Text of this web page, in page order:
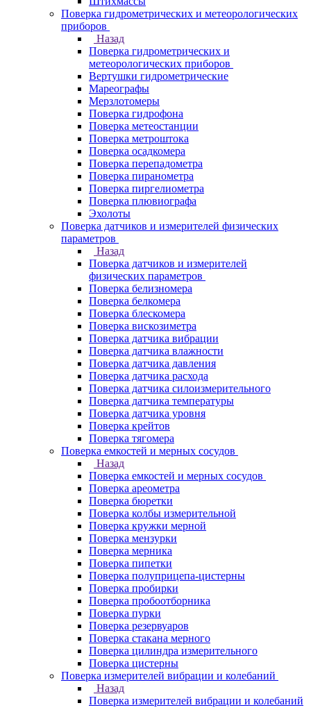
Поверка гидрометрических и метеорологических
приборов
Назад
Поверка гидрометрических и
метеорологических приборов
Вертушки гидрометрические
Мареографы
Мерзлотомеры
Поверка гидрофона
Поверка метеостанции
Поверка метроштока
Поверка осадкомера
Поверка перепадометра
Поверка пиранометра
Поверка пиргелиометра
Поверка плювиографа
Эхолоты
Поверка датчиков и измерителей физических
параметров
Назад
Поверка датчиков и измерителей
физических параметров
Поверка белизномера
Поверка белкомера
Поверка блескомера
Поверка вискозиметра
Поверка датчика вибрации
Поверка датчика влажности
Поверка датчика давления
Поверка датчика расхода
Поверка датчика силоизмерительного
Поверка датчика температуры
Поверка датчика уровня
Поверка крейтов
Поверка тягомера
Поверка емкостей и мерных сосудов
Назад
Поверка емкостей и мерных сосудов
Поверка ареометра
Поверка бюретки
Поверка колбы измерительной
Поверка кружки мерной
Поверка мензурки
Поверка мерника
Поверка пипетки
Поверка полуприцепа-цистерны
Поверка пробирки
Поверка пробоотборника
Поверка пурки
Поверка резервуаров
Поверка стакана мерного
Поверка цилиндра измерительного
Поверка цистерны
Поверка измерителей вибрации и колебаний
Назад
Поверка измерителей вибрации и колебаний